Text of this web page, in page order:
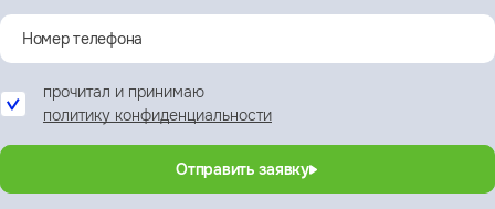
прочитал и принимаю
политику конфиденциальности
Отправить заявку